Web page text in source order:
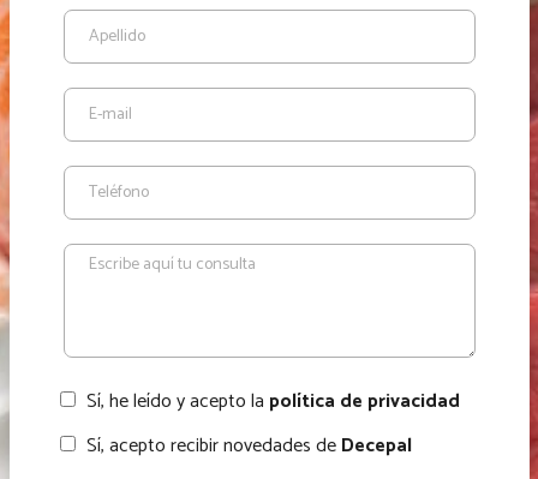
Sí, he leído y acepto la política de privacidad
Sí, acepto recibir novedades deDecepal